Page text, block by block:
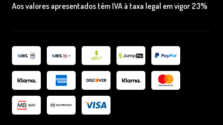
Aos valores apresentados têm IVA à taxa legal em vigor 23%